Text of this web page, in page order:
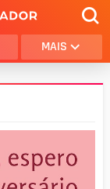
MAIS